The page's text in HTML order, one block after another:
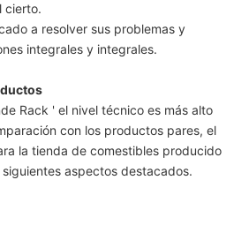
cierto.
a resolver sus problemas y
integrales y integrales.
Rack ' el nivel técnico es más alto
con los productos pares, el
la tienda de comestibles producido
aspectos destacados.